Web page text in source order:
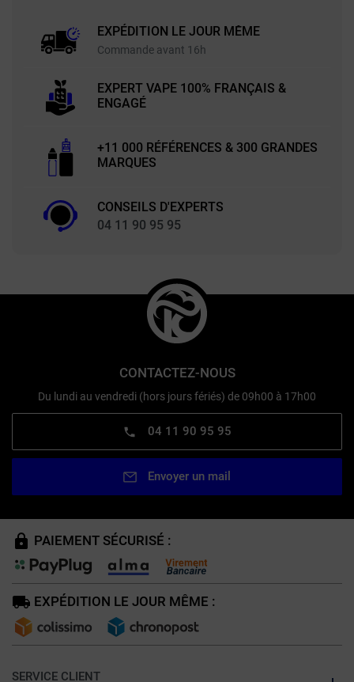
EXPÉDITION LE JOUR MÊME
Commande avant 16h
EXPERT VAPE 100% FRANÇAIS &
ENGAGÉ
+11 000 RÉFÉRENCES & 300 GRANDES
MARQUES
CONSEILS D'EXPERTS
04 11 90 95 95
CONTACTEZ-NOUS
Du lundi au vendredi (hors jours fériés) de 09h00 à 17h00
04 11 90 95 95
Envoyer un mail
PAIEMENT SÉCURISÉ :
EXPÉDITION LE JOUR MÊME :
SERVICE CLIENT